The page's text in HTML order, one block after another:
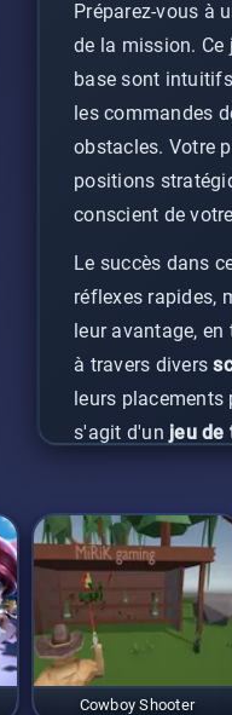
Préparez-vous à
de la mission. Ce
base sont
les commandes
obstacles. Votre
positions
conscient de
Le succès dans
réflexes rapides,
leur avantage,
à travers divers
leurs placements
s'agit d'un jeu de
Cowboy Shooter